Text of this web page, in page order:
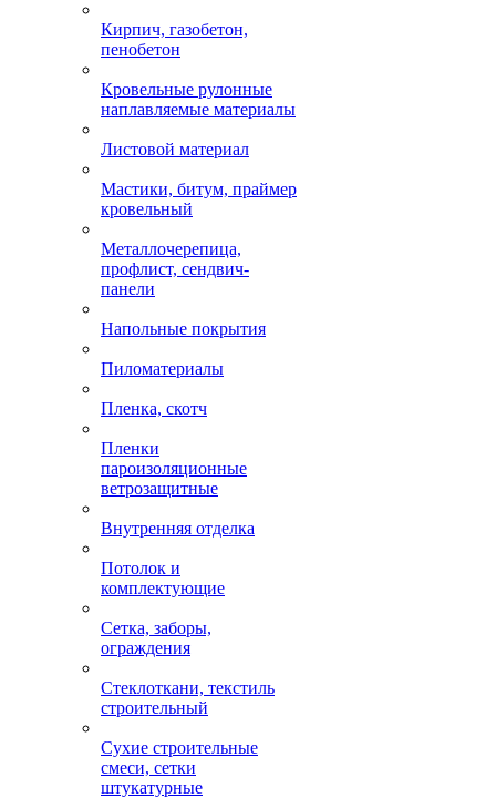
Кирпич, газобетон,
пенобетон
Кровельные рулонные
наплавляемые материалы
Листовой материал
Мастики, битум, праймер
кровельный
Металлочерепица,
профлист, сендвич-
панели
Напольные покрытия
Пиломатериалы
Пленка, скотч
Пленки
пароизоляционные
ветрозащитные
Внутренняя отделка
Потолок и
комплектующие
Сетка, заборы,
ограждения
Стеклоткани, текстиль
строительный
Сухие строительные
смеси, сетки
штукатурные